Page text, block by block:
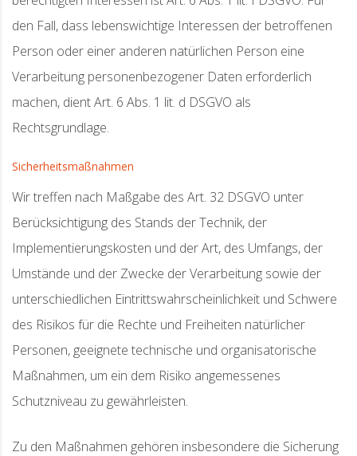
den Fall, dass lebenswichtige Interessen der betroffenen
Person oder einer anderen natürlichen Person eine
Verarbeitung personenbezogener Daten erforderlich
machen, dient Art. 6 Abs. 1 lit. d DSGVO als
Rechtsgrundlage.
Sicherheitsmaßnahmen
Wir treffen nach Maßgabe des Art. 32 DSGVO unter
Berücksichtigung des Stands der Technik, der
Implementierungskosten und der Art, des Umfangs, der
Umstände und der Zwecke der Verarbeitung sowie der
unterschiedlichen Eintrittswahrscheinlichkeit und Schwere
des Risikos für die Rechte und Freiheiten natürlicher
Personen, geeignete technische und organisatorische
Maßnahmen, um ein dem Risiko angemessenes
Schutzniveau zu gewährleisten.
Zu den Maßnahmen gehören insbesondere die Sicherung